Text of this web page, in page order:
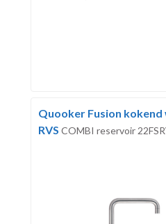
Quooker Fusion
RVS COMBI reservoir